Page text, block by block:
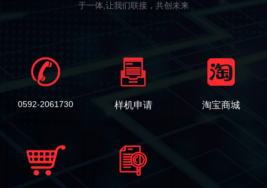
于一体,让我们联接，共创未来
0592-2061730 样机申请 淘宝商城